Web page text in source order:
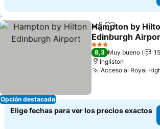
Opción destacada
CompartirAgregar a
Hampton by
Edinburgh
3 Estrellas
8,3 Muy bueno
Ingliston
Acceso al Royal
Elige fechas para ver los precios exactos